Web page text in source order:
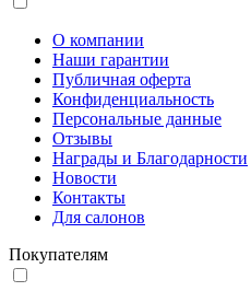
О компании
Наши гарантии
Публичная оферта
Конфиденциальность
Персональные данные
Отзывы
Награды и Благодарности
Новости
Контакты
Для салонов
Покупателям